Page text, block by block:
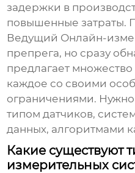
задержки в
повышенные затраты.
Ведущий Онлайн-
препрега, но сразу
предлагает
каждое со своими
ограничениями.
типом датчиков,
данных, алгоритмами
Какие существуют
измерительных